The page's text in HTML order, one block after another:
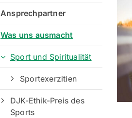
Ansprechpartner
Was uns ausmacht
Sport und Spiritualität
Sportexerzitien
DJK-Ethik-Preis des
Sports